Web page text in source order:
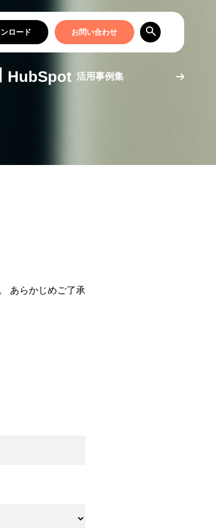
ンロード お問い合わせ
HubSpot 活用事例集
あらかじめご了承